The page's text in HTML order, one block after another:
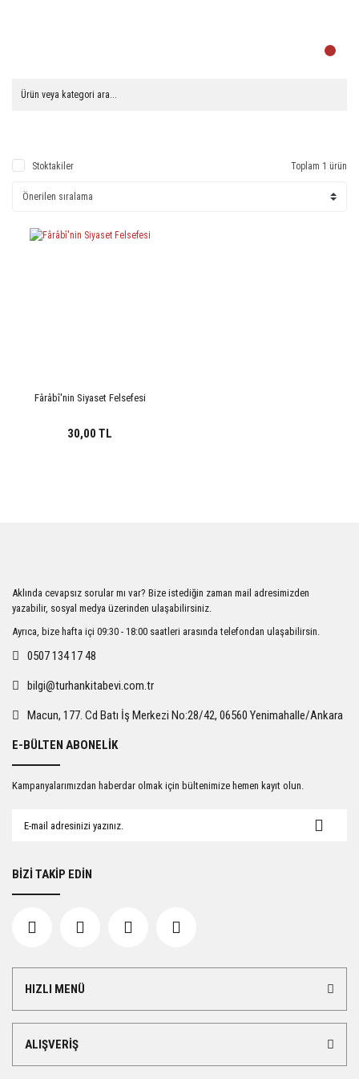
Stoktakiler Toplam 1 ürün
Fârâbî'nin Siyaset Felsefesi
30,00 TL
Aklında cevapsız sorular mı var? Bize istediğin zaman mail adresimizden
yazabilir, sosyal medya üzerinden ulaşabilirsiniz.
Ayrıca, bize hafta içi 09:30 - 18:00 saatleri arasında telefondan ulaşabilirsin.
0507 134 17 48
bilgi@turhankitabevi.com.tr
Macun, 177. Cd Batı İş Merkezi No:28/42, 06560 Yenimahalle/Ankara
HIZLI MENÜ
ALIŞVERİŞ
E-BÜLTEN ABONELİK
Kampanyalarımızdan haberdar olmak için bültenimize hemen kayıt olun.
BİZİ TAKİP EDİN